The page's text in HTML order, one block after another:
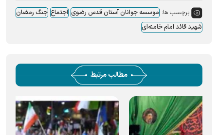
برچسب ها: موسسه جوانان آستان قدس رضوی اجتماع جنگ رمضان
شهید قائد امام خامنه‌ای
مطالب مرتبط